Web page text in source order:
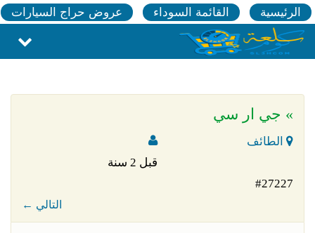
الرئيسية القائمة السوداء عروض حراج السيارات
» جي ار سي
الطائف
قبل 2 سنة
#27227
← التالي